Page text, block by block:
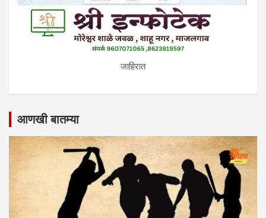
जाहिरात
आणखी बातम्या